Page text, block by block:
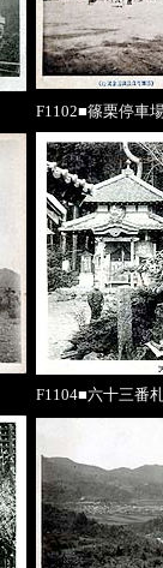
F1102■篠栗停車
F1104■六十三番